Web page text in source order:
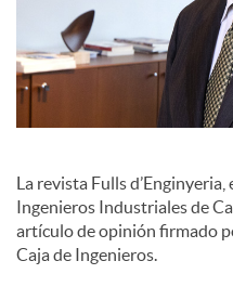
d
e
c
o
La revista Fulls
Ingenieros Industriales de
artículo de opinión firmado
Caja de Ingenieros.